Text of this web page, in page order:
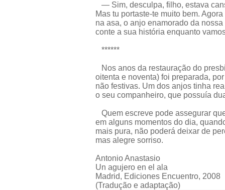
— Sim, desculpa, filho, estava
Mas tu portaste-te muito bem.
na asa, o anjo enamorado da
conte a sua história enquanto
******
Nos anos da restauração do
oitenta e noventa) foi preparada,
não festivas. Um dos anjos tinha
o seu companheiro, que possuía
Quem escreve pode assegurar
em alguns momentos do dia,
mais pura, não poderá deixar de
mas alegre sorriso.
Antonio Anastasio
Un agujero en el ala
Madrid, Ediciones Encuentro, 2008
(Tradução e adaptação)